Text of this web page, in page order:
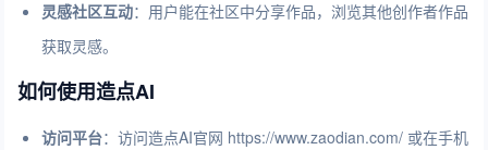
灵感社区互动：用户能在社区中分享作品，浏览其他创作者作品
获取灵感。
如何使用造点AI
访问平台：访问造点AI官网 https://www.zaodian.com/ 或在手机